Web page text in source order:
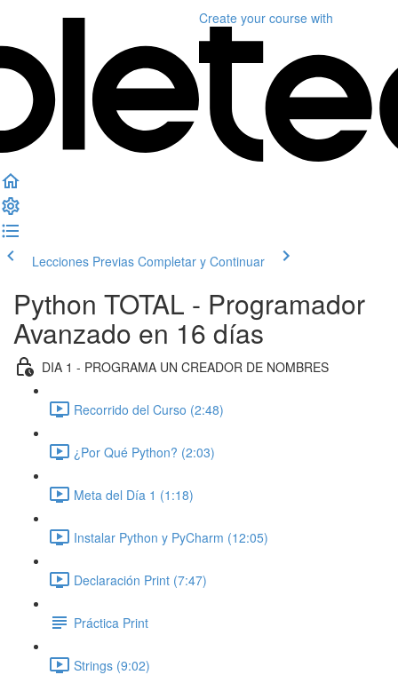
Create your course with
Lecciones Previas Completar y Continuar
Python TOTAL - Programador
Avanzado en 16 días
DIA 1 - PROGRAMA UN CREADOR DE NOMBRES
Recorrido del Curso (2:48)
¿Por Qué Python? (2:03)
Meta del Día 1 (1:18)
Instalar Python y PyCharm (12:05)
Declaración Print (7:47)
Práctica Print
Strings (9:02)